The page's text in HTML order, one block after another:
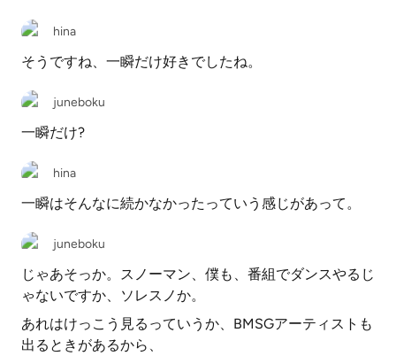
hina
そうですね、一瞬だけ好きでしたね。
juneboku
一瞬だけ?
hina
一瞬はそんなに続かなかったっていう感じがあって。
juneboku
じゃあそっか。スノーマン、僕も、番組でダンスやるじ
ゃないですか、ソレスノか。
あれはけっこう見るっていうか、BMSGアーティストも
出るときがあるから、